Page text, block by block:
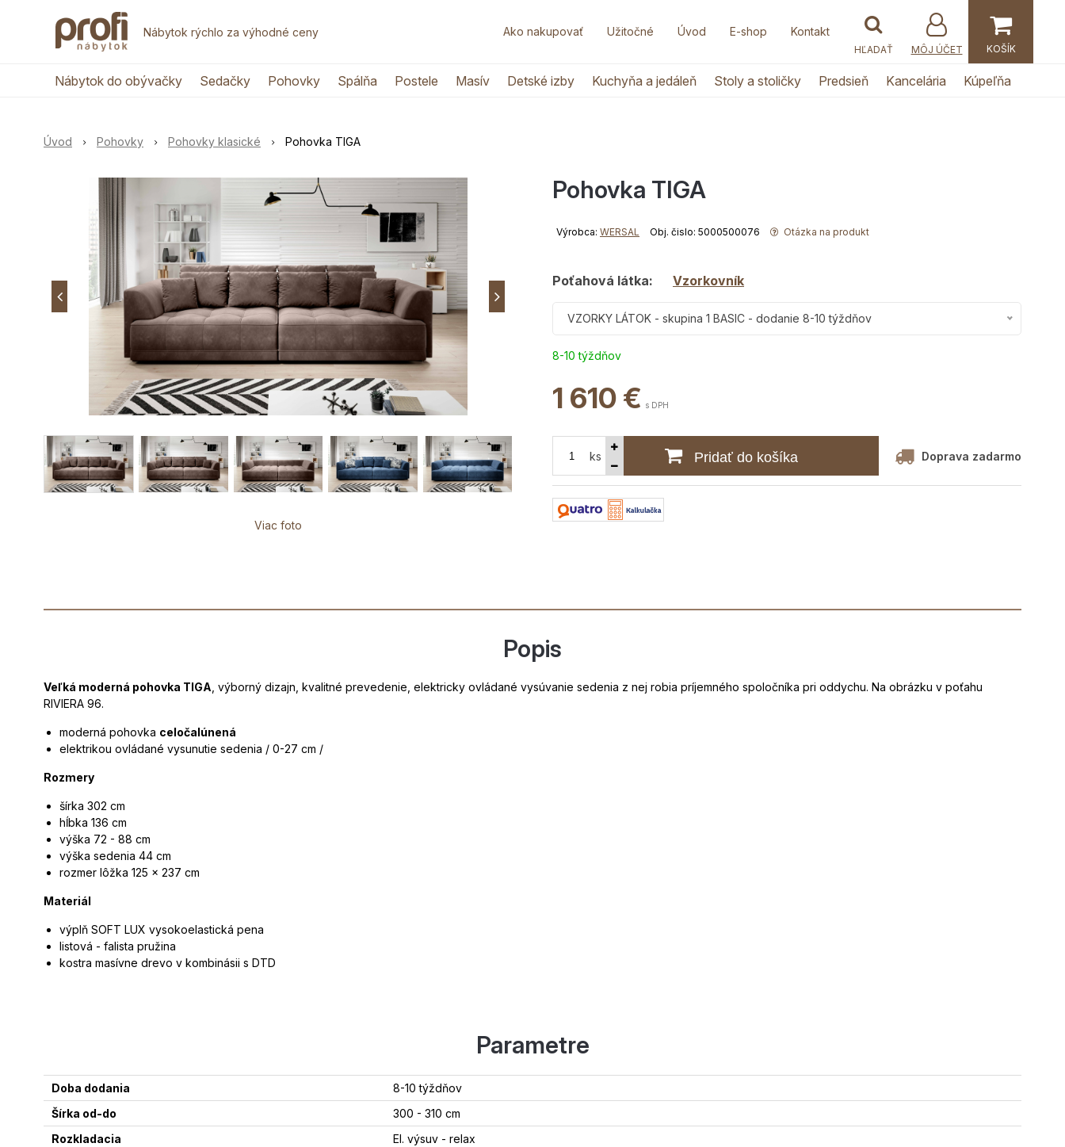
Nábytok rýchlo za výhodné ceny Ako nakupovať Užitočné Úvod E-shop Kontakt
MÔJ ÚČET
Nábytok do obývačky Sedačky Pohovky Spálňa Postele Masív Detské izby Kuchyňa a jedáleň Stoly a stoličky Predsieň Kancelária Kúpeľňa
Úvod Pohovky Pohovky klasické Pohovka TIGA
Viac foto
Pohovka TIGA
Výrobca: WERSAL Obj. čislo: 5000500076 Otázka na produkt
Poťahová látka: Vzorkovník
VZORKY LÁTOK - skupina 1 BASIC - dodanie 8-10 týždňov
8-10 týždňov
1 610 € s DPH
ks Pridať do košíka Doprava zadarmo
Popis
Veľká moderná pohovka TIGA , výborný dizajn, kvalitné prevedenie, elektricky ovládané vysúvanie sedenia z nej robia príjemného spoločníka pri oddychu. Na obrázku v poťahu
RIVIERA 96.
moderná pohovka celočalúnená
elektrikou ovládané vysunutie sedenia / 0-27 cm /
Rozmery
šírka 302 cm
hĺbka 136 cm
výška 72 - 88 cm
výška sedenia 44 cm
rozmer lôžka 125 x 237 cm
Materiál
výplň SOFT LUX vysokoelastická pena
listová - falista pružina
kostra masívne drevo v kombinásii s DTD
Parametre
Doba dodania
8-10 týždňov
Šírka od-do
300 - 310 cm
Rozkladacia
El. výsuv - relax